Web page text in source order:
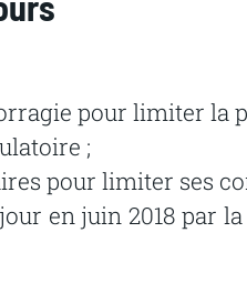
pour limiter la
;
pour limiter ses
en juin 2018 par